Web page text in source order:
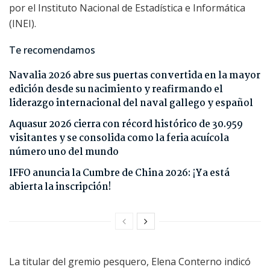
por el Instituto Nacional de Estadística e Informática
(INEI).
Te recomendamos
Navalia 2026 abre sus puertas convertida en la mayor
edición desde su nacimiento y reafirmando el
liderazgo internacional del naval gallego y español
Aquasur 2026 cierra con récord histórico de 30.959
visitantes y se consolida como la feria acuícola
número uno del mundo
IFFO anuncia la Cumbre de China 2026: ¡Ya está
abierta la inscripción!
La titular del gremio pesquero, Elena Conterno indicó